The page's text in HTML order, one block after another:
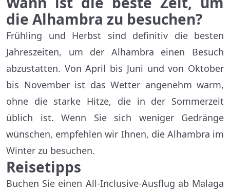
die Alhambra zu besuchen?
Frühling und Herbst sind definitiv die besten
Jahreszeiten, um der Alhambra einen Besuch
abzustatten. Von April bis Juni und von Oktober
bis November ist das Wetter angenehm warm,
ohne die starke Hitze, die in der Sommerzeit
üblich ist. Wenn Sie sich weniger Gedränge
wünschen, empfehlen wir Ihnen, die Alhambra im
Winter zu besuchen.
Reisetipps
Buchen Sie einen All-Inclusive-Ausflug ab Malaga